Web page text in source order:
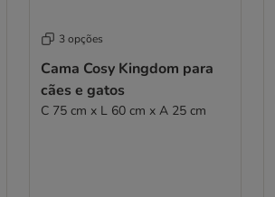
3 opções
Cama Cosy Kingdom para
cães e gatos
C 75 cm x L 60 cm x A 25 cm